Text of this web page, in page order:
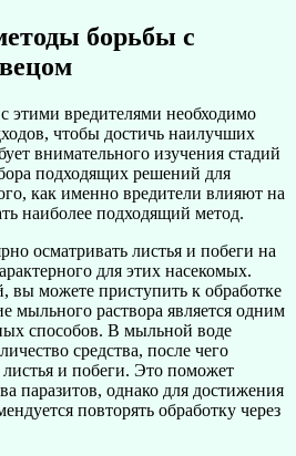
борьбы с
этими вредителями необходимо
чтобы достичь наилучших
внимательного изучения стадий
подходящих решений для
как именно вредители влияют на
наиболее подходящий метод.
осматривать листья и побеги на
для этих насекомых.
вы можете приступить к обработке
мыльного раствора является одним
способов. В мыльной воде
средства, после чего
и побеги. Это поможет
паразитов, однако для достижения
повторять обработку через